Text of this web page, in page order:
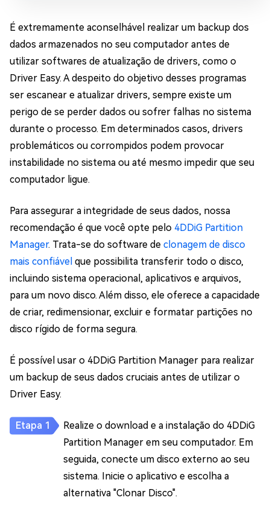
É extremamente aconselhável realizar um backup dos
dados armazenados no seu computador antes de
utilizar softwares de atualização de drivers, como o
Driver Easy. A despeito do objetivo desses programas
ser escanear e atualizar drivers, sempre existe um
perigo de se perder dados ou sofrer falhas no sistema
durante o processo. Em determinados casos, drivers
problemáticos ou corrompidos podem provocar
instabilidade no sistema ou até mesmo impedir que seu
computador ligue.
Para assegurar a integridade de seus dados, nossa
recomendação é que você opte pelo 4DDiG Partition
Manager. Trata-se do software de clonagem de disco
mais confiável que possibilita transferir todo o disco,
incluindo sistema operacional, aplicativos e arquivos,
para um novo disco. Além disso, ele oferece a capacidade
de criar, redimensionar, excluir e formatar partições no
disco rígido de forma segura.
É possível usar o 4DDiG Partition Manager para realizar
um backup de seus dados cruciais antes de utilizar o
Driver Easy.
Realize o download e a instalação do 4DDiG
Partition Manager em seu computador. Em
seguida, conecte um disco externo ao seu
sistema. Inicie o aplicativo e escolha a
alternativa "Clonar Disco".